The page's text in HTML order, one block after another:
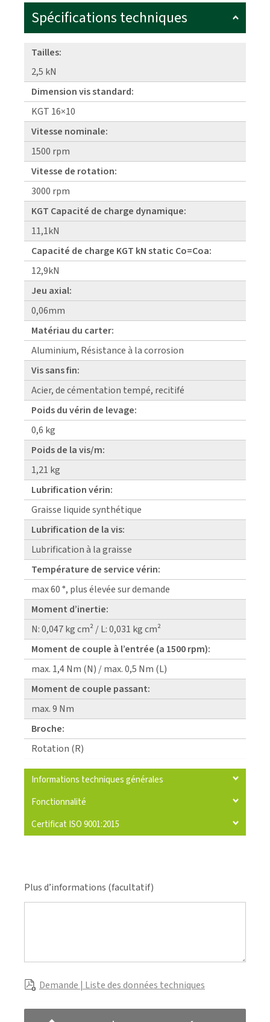
Spécifications techniques
Tailles:
2,5 kN
Dimension vis standard:
KGT 16×10
Vitesse nominale:
1500 rpm
Vitesse de rotation:
3000 rpm
KGT Capacité de charge dynamique:
11,1kN
Capacité de charge KGT kN static Co=Coa:
12,9kN
Jeu axial:
0,06mm
Matériau du carter:
Aluminium, Résistance à la corrosion
Vis sans fin:
Acier, de cémentation tempé, recitifé
Poids du vérin de levage:
0,6 kg
Poids de la vis/m:
1,21 kg
Lubrification vérin:
Graisse liquide synthétique
Lubrification de la vis:
Lubrification à la graisse
Température de service vérin:
max 60 °, plus élevée sur demande
Moment d’inertie:
N: 0,047 kg cm² / L: 0,031 kg cm²
Moment de couple à l’entrée (a 1500 rpm):
max. 1,4 Nm (N) / max. 0,5 Nm (L)
Moment de couple passant:
max. 9 Nm
Broche:
Rotation (R)
Informations techniques générales
Fonctionnalité
Certificat ISO 9001:2015
Plus d’informations (facultatif)
Demande | Liste des données techniques